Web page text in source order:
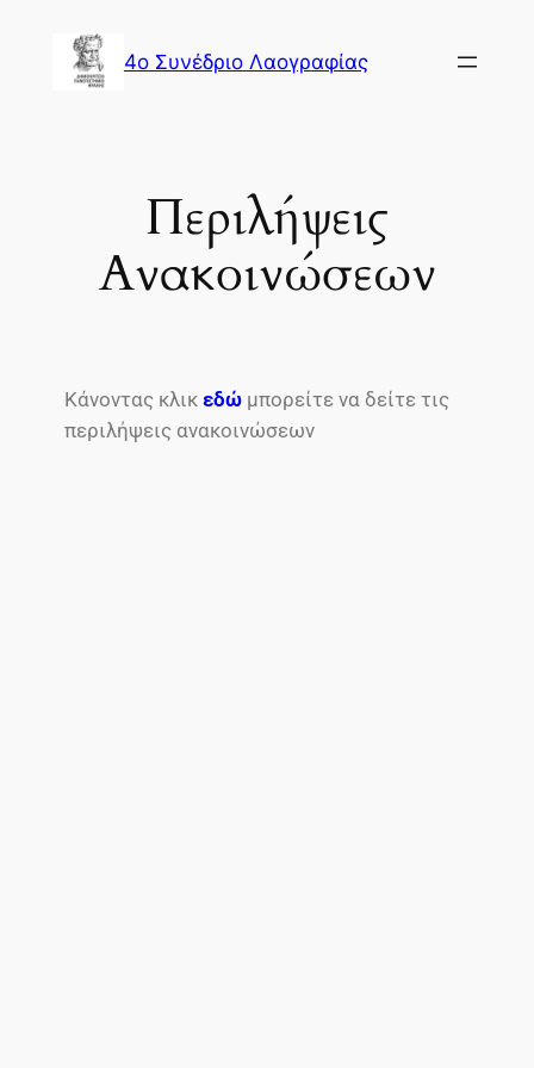
4o Συνέδριο Λαογραφίας
Περιλήψεις
Ανακοινώσεων
Κάνοντας κλικ εδώμπορείτε να δείτε τις
περιλήψεις ανακοινώσεων